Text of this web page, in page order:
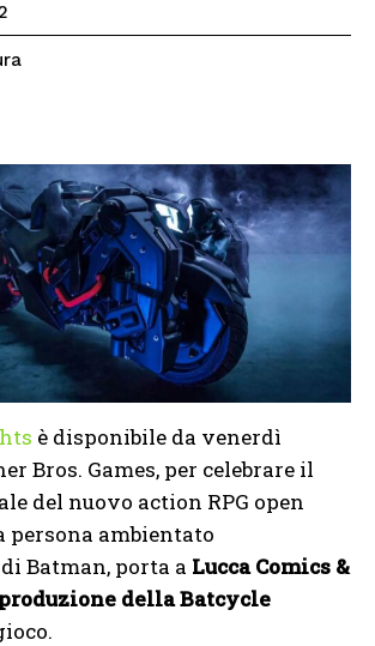
è disponibile da venerdì
Bros. Games, per celebrare il
del nuovo action RPG open
persona ambientato
Batman, porta a Lucca Comics &
della Batcycle